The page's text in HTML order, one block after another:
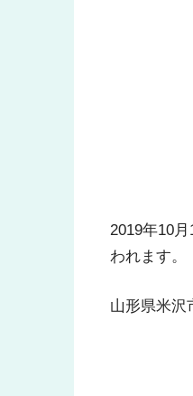
2019年10
われます。
山形県米沢